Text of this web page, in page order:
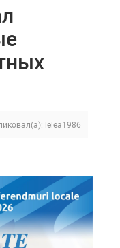
lelea1986